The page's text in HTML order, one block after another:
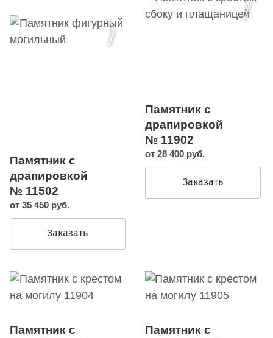
Памятник с
драпировкой
№ 11502
от 35 450 руб.
Заказать
Памятник с
драпировкой
№ 11902
от 28 400 руб.
Заказать
Памятник с
Памятник с